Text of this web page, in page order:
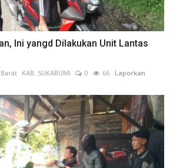
Ini yangd Dilakukan Unit Lantas
Barat KAB. SUKABUMI 0 66 Laporkan